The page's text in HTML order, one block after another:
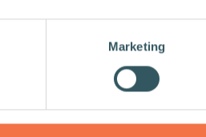
Marketing